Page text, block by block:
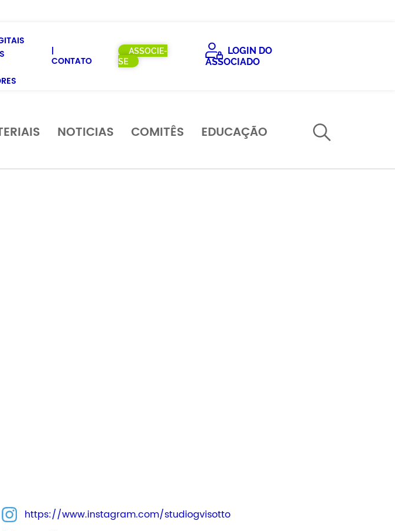
CONTATO
ASSOCIE-
SE
LOGIN DO
ASSOCIADO
NOTICIAS COMITÊS EDUCAÇÃO
https://www.instagram.com/studiogvisotto